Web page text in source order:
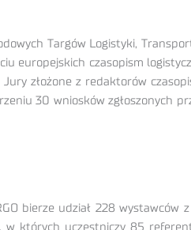
Targów Logistyki,
europejskich czasopism
złożone z redaktorów
30 wniosków
bierze udział 228 wystawców
których uczestniczy 85